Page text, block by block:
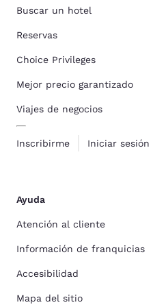
Buscar un hotel
Reservas
Choice Privileges
Mejor precio garantizado
Viajes de negocios
Inscribirme Iniciar sesión
Ayuda
Atención al cliente
Información de franquicias
Accesibilidad
Mapa del sitio